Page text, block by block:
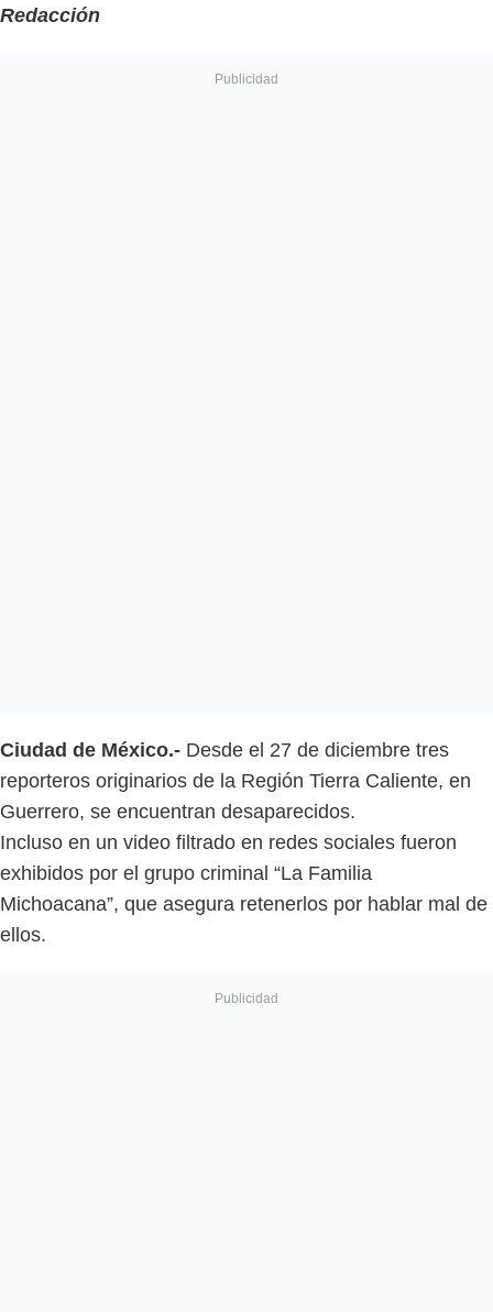
Redacción
Ciudad de México.- Desde el 27 de diciembre tres
reporteros originarios de la Región Tierra Caliente, en
Guerrero, se encuentran desaparecidos.
Incluso en un video filtrado en redes sociales fueron
exhibidos por el grupo criminal “La Familia
Michoacana”, que asegura retenerlos por hablar mal de
ellos.